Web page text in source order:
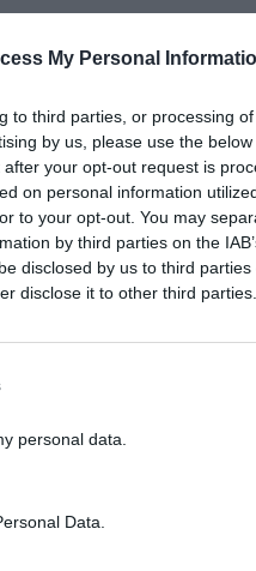
My Personal
to third parties, or processing
by us, please use the
your opt-out request is
on personal information
to your opt-out. You may
by third parties on the
disclosed by us to third parties
disclose it to other third parties.
personal data.
Data.
SIĘ. RZĄD
SPOSOBU NA
2025 16:29
być chronione przez